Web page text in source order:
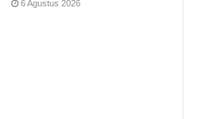
6 Agustus 2026